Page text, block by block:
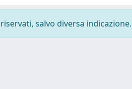
salvo diversa indicazione.